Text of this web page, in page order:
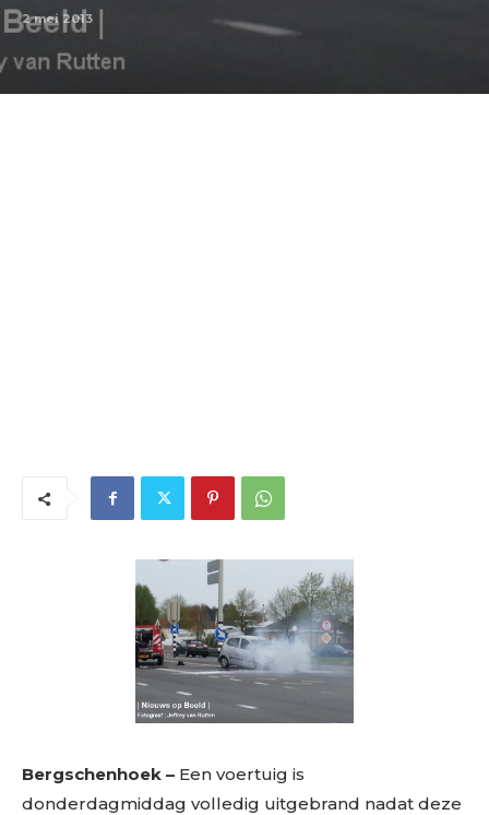
2 mei 2013
Bergschenhoek – Een voertuig is
donderdagmiddag volledig uitgebrand nadat deze